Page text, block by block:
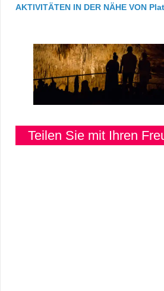
AKTIVITÄTEN IN DER NÄHE VON
Teilen Sie mit Ihren